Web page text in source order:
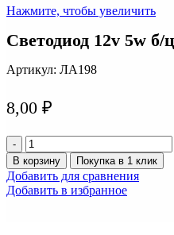
Нажмите, чтобы увеличить
Светодиод 12v 5w
Артикул: ЛА198
8,00 ₽
Количество
товара
Светодиод
12v
5w
В корзину Покупка в 1 клик
Добавить для сравнения
Добавить в избранное